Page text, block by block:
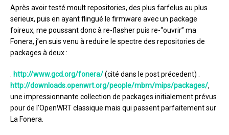
Après avoir testé moult repositories, des plus farfelus au plus
serieux, puis en ayant flingué le firmware avec un package
foireux, me poussant donc à re-flasher puis re-“ouvrir” ma
Fonera, j’en suis venu à reduire le spectre des repositories de
packages à deux :
http://www.gcd.org/fonera/(cité dans le post précedent) .
http://downloads.openwrt.org/people/mbm/mips/packages/,
une impressionnante collection de packages initialement prévus
pour de l’OpenWRT classique mais qui passent parfaitement sur
La Fonera.